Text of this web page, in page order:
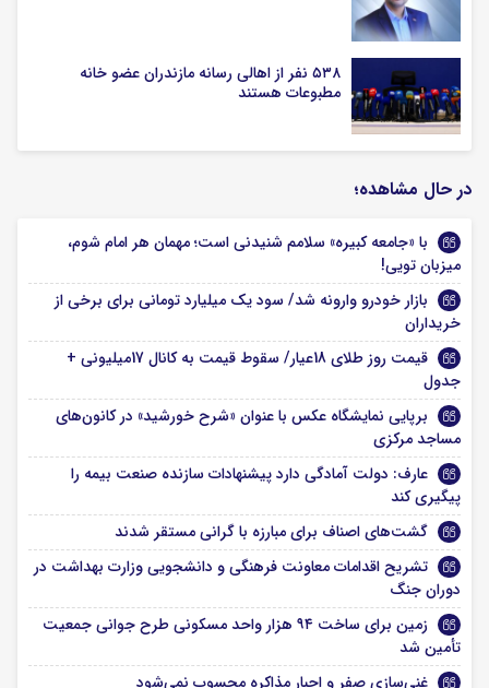
۵۳۸ نفر از اهالی رسانه مازندران عضو خانه
مطبوعات هستند
در حال مشاهده؛
با «جامعه کبیره» سلامم شنیدنی‌ است؛ مهمان هر امام شوم،
میزبان تویی!
بازار خودرو وارونه شد/ سود یک میلیارد تومانی برای برخی از
خریداران
قیمت روز طلای 18عیار/ سقوط قیمت به کانال 17میلیونی +
جدول
برپایی نمایشگاه عکس با عنوان «شرح خورشید» در کانون‌های
مساجد مرکزی
عارف: دولت آمادگی دارد پیشنهادات سازنده صنعت بیمه را
پیگیری کند
گشت‌های اصناف برای مبارزه با گرانی مستقر شدند
تشریح اقدامات معاونت فرهنگی و دانشجویی وزارت بهداشت در
دوران جنگ
زمین برای ساخت ۹۴ هزار واحد مسکونی طرح جوانی جمعیت
تأمین شد
غنی‌سازی صفر و اجبار مذاکره محسوب نمی‌شود